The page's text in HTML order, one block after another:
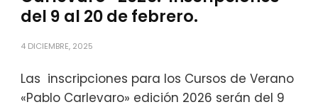
del 9 al 20 de febrero.
4 DICIEMBRE, 2025
Las inscripciones para los Cursos de Verano
«Pablo Carlevaro» edición 2026 serán del 9